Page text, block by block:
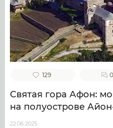
129 0
Святая гора Афон:
на полуострове
22.06.2025